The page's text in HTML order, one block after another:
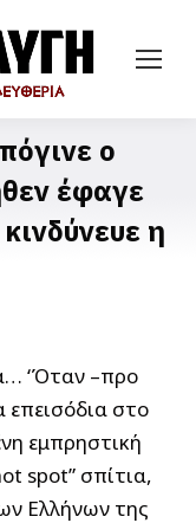
ο
έφαγε
η
‘Όταν –προ
στο
εμπρηστική
spot” σπίτια,
Ελλήνων της